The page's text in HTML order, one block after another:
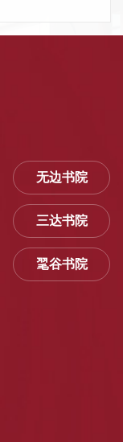
无边书院
三达书院
毣谷书院